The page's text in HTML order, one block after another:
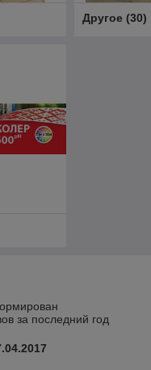
Другое (30)
за последний год